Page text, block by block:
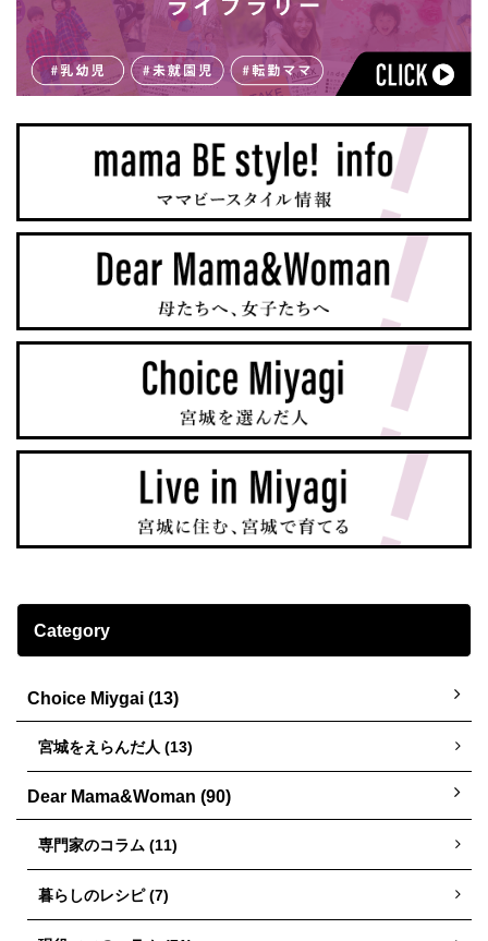
Category
Choice Miygai (13)
宮城をえらんだ人 (13)
Dear Mama&Woman (90)
専門家のコラム (11)
暮らしのレシピ (7)